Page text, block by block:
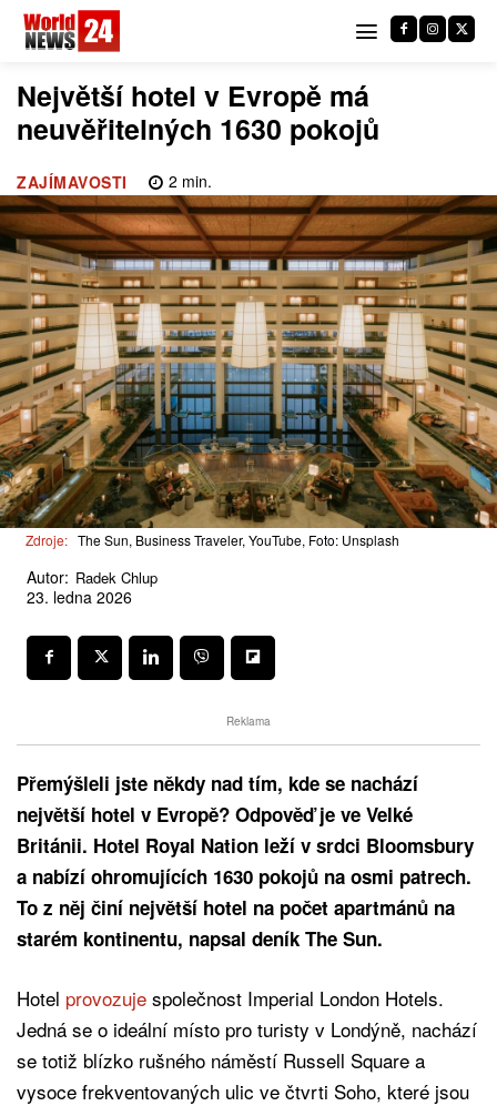
Největší hotel v Evropě má
neuvěřitelných 1630 pokojů
ZAJÍMAVOSTI 2 min.
Zdroje: The Sun, Business Traveler, YouTube, Foto: Unsplash
Autor: Radek Chlup
23. ledna 2026
Reklama
Přemýšleli jste někdy nad tím, kde se nachází
největší hotel v Evropě? Odpověď je ve Velké
Británii. Hotel Royal Nation leží v srdci Bloomsbury
a nabízí ohromujících 1630 pokojů na osmi patrech.
To z něj činí největší hotel na počet apartmánů na
starém kontinentu, napsal deník The Sun.
Hotel provozuje společnost Imperial London Hotels.
Jedná se o ideální místo pro turisty v Londýně, nachází
se totiž blízko rušného náměstí Russell Square a
vysoce frekventovaných ulic ve čtvrti Soho, které jsou